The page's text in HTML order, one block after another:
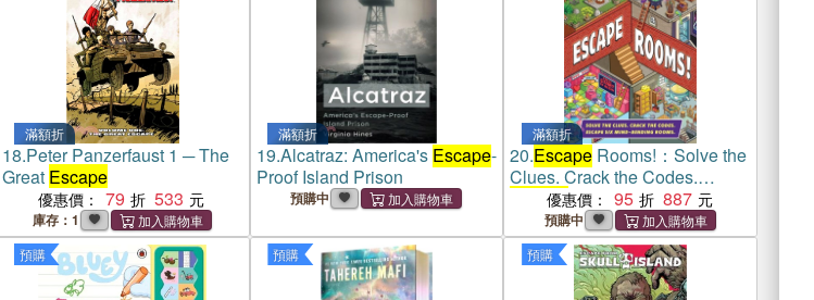
滿額折
18.Peter Panzerfaust 1 ─ The
Great Escape
優惠價： 79 533
庫存：1
滿額折
19.Alcatraz: America's Escape-
Proof Island Prison
預購中
滿額折
20.Escape Rooms!：Solve the
Clues. Crack the Codes.
EscapeSix Mind-bending
Rooms
優惠價： 95 887
預購中
預購 預購 預購